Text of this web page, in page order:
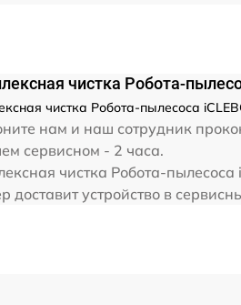
чистка Робота-
чистка Робота-пылесоса
нам и наш сотрудник
сервисном - 2 часа.
чистка Робота-
доставит устройство в